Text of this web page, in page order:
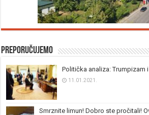
Preporučujemo
Politička analiza: Trumpizam
11.01.2021.
Smrznite limun! Dobro ste pročitali!